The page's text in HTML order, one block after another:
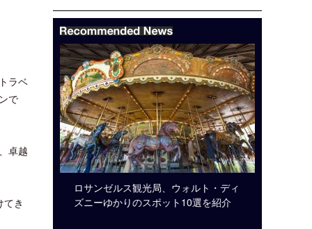
ラベ
で
卓越
き
ロサンゼルス観光局、ウォルト・ディ
ズニーゆかりのスポット10選を紹介